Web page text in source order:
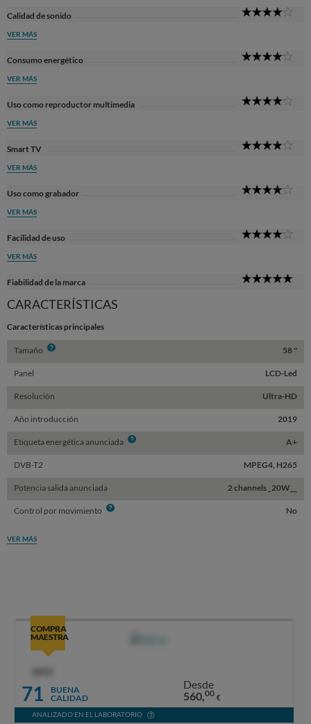
Calidad de sonido
VER MÁS
Consumo energético
VER MÁS
Uso como reproductor multimedia
VER MÁS
Smart TV
VER MÁS
Uso como grabador
VER MÁS
Facilidad de uso
VER MÁS
Fiabilidad de la marca
CARACTERÍSTICAS
Características principales
Tamaño Info 58 "
Panel LCD-Led
Resolución Ultra-HD
Año introducción 2019
Etiqueta energética anunciada Info A+
DVB-T2 MPEG4, H265
Potencia salida anunciada 2 channels _20W__
Control por movimiento Info No
VER MÁS
COMPRA
MAESTRA
71
BUENA
CALIDAD
Desde
560,00 €
ANALIZADO EN EL LABORATORIO